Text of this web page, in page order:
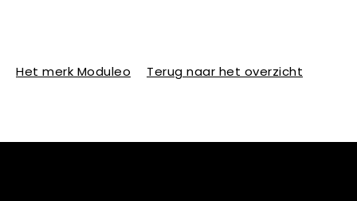
Het merk Moduleo Terug naar het overzicht